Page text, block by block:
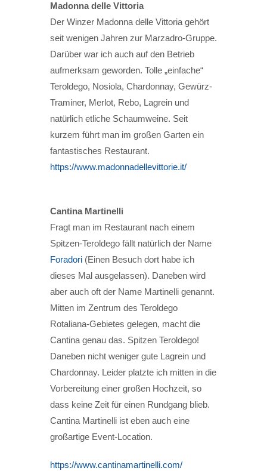
Madonna delle Vittoria
Der Winzer Madonna delle Vittoria gehört
seit wenigen Jahren zur Marzadro-Gruppe.
Darüber war ich auch auf den Betrieb
aufmerksam geworden. Tolle „einfache“
Teroldego, Nosiola, Chardonnay, Gewürz-
Traminer, Merlot, Rebo, Lagrein und
natürlich etliche Schaumweine. Seit
kurzem führt man im großen Garten ein
fantastisches Restaurant.
https://www.madonnadellevittorie.it/
Cantina Martinelli
Fragt man im Restaurant nach einem
Spitzen-Teroldego fällt natürlich der Name
Foradori(Einen Besuch dort habe ich
dieses Mal ausgelassen). Daneben wird
aber auch oft der Name Martinelli genannt.
Mitten im Zentrum des Teroldego
Rotaliana-Gebietes gelegen, macht die
Cantina genau das. Spitzen Teroldego!
Daneben nicht weniger gute Lagrein und
Chardonnay. Leider platzte ich mitten in die
Vorbereitung einer großen Hochzeit, so
dass keine Zeit für einen Rundgang blieb.
Cantina Martinelli ist eben auch eine
großartige Event-Location.
https://www.cantinamartinelli.com/